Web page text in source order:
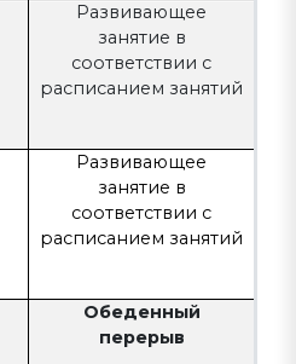
Развивающее
занятие в
соответствии с
расписанием занятий
Развивающее
занятие в
соответствии с
расписанием занятий
Обеденный
перерыв